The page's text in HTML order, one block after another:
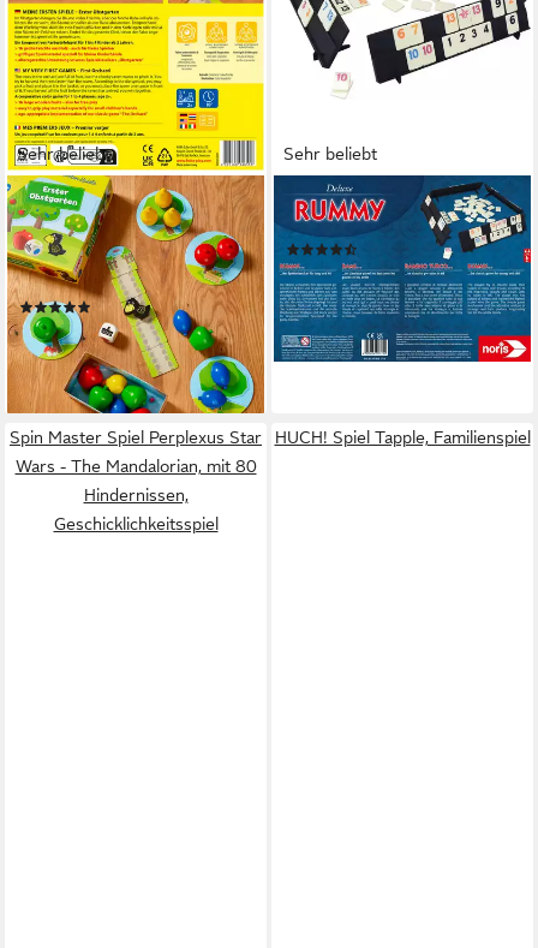
Sehr beliebt
HABA
Spiel Meine ersten Spiele -
Erster Obstgarten,
Würfelspiel, Made in Germany
(113)
ab 16,66 € UVP27,99 €
-40%
lieferbar - in 1-2 Werktagen bei dir
Sehr beliebt
NORIS
Spiel Deluxe-Set Rummy
ab 21,82 € UVP24,99 €
-13%
lieferbar - in 1-2 Werktagen bei dir
Spin Master Spiel Perplexus Star
Wars - The Mandalorian, mit 80
Hindernissen,
Geschicklichkeitsspiel
HUCH! Spiel Tapple, Familienspiel